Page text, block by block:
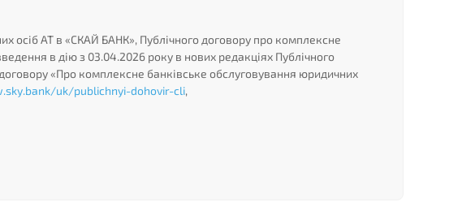
осіб АТ в «СКАЙ БАНК», Публічного договору про комплексне
в дію з 03.04.2026 року в нових редакціях Публічного
«Про комплексне банківське обслуговування юридичних
uk/publichnyi-dohovir-cli,